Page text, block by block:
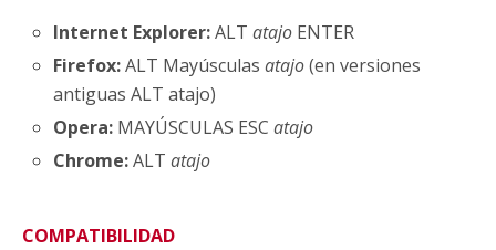
Internet Explorer:ALTatajo ENTER
Firefox:ALT Mayúsculasatajo(en versiones
antiguas ALT atajo)
Opera: MAYÚSCULAS ESCatajo
Chrome:ALTatajo
COMPATIBILIDAD